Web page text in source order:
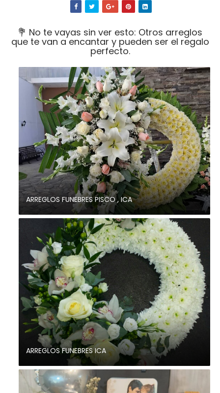
💐 No te vayas sin ver esto: Otros arreglos
que te van a encantar y pueden ser el regalo
perfecto.
ARREGLOS FUNEBRES PISCO , ICA
ARREGLOS FUNEBRES ICA